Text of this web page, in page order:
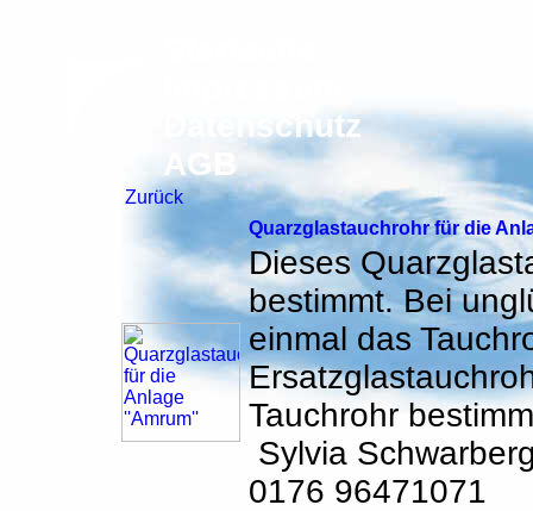
Datenschutz
AGB
Zurück
Quarzglastauchrohr für die
Dieses
bestimmt. Bei
einmal das
Tauchrohr
Sylvia
0176 96471071